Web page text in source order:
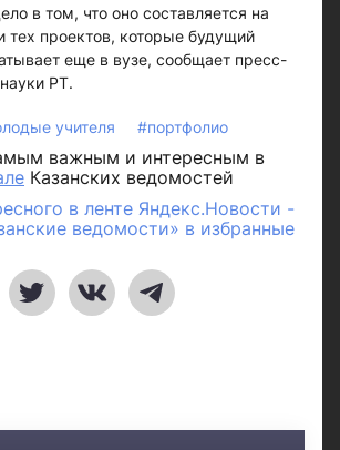
в том, что оно составляется на
тех проектов, которые будущий
еще в вузе, сообщает пресс-
РТ.
учителя #портфолио
важным и интересным в
Казанских ведомостей
в ленте Яндекс.Новости -
ведомости» в избранные